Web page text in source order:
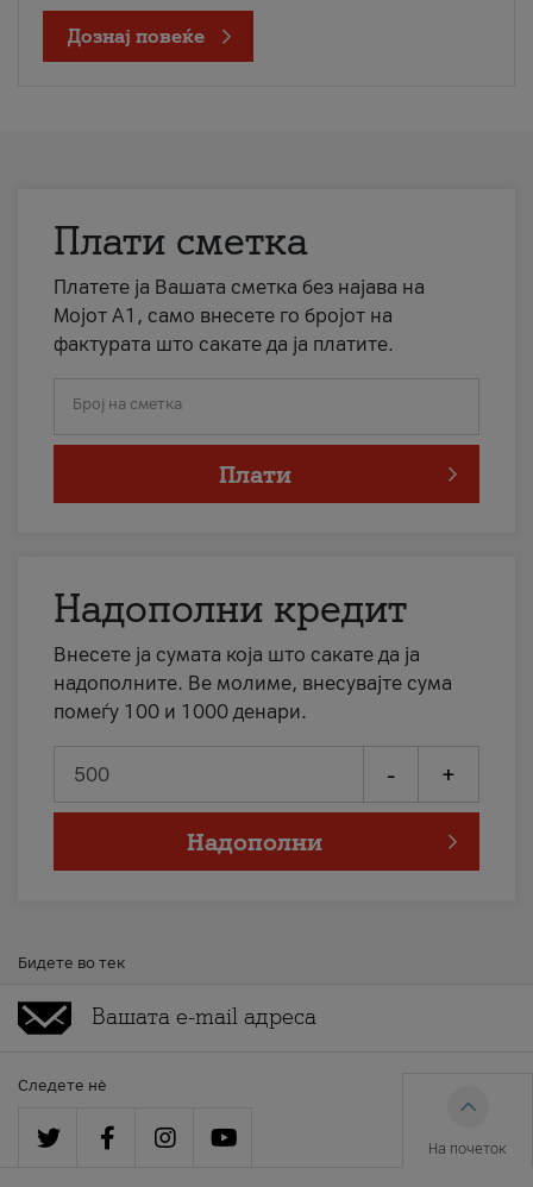
Дознај повеќе
Плати сметка
Платете ја Вашата сметка без најава на
Мојот А1, само внесете го бројот на
фактурата што сакате да ја платите.
Број на сметка
Плати
Надополни кредит
Внесете ја сумата која што сакате да ја
надополните. Ве молиме, внесувајте сума
помеѓу 100 и 1000 денари.
- +
Надополни
Бидете во тек
Следете нè
На почеток